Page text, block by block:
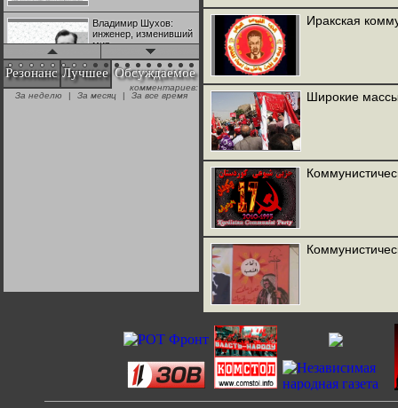
Владимир Шухов:
инженер, изменивший
мир
"Аркадий Коц" на
эгалите-фесте "Не
СССР в Великой
Отечественной? Олег
Двуреченский о
Резонанс Лучшее Обсуждаемое
комментариев:
За неделю
| За месяц | За все время
Иракская
Широкие